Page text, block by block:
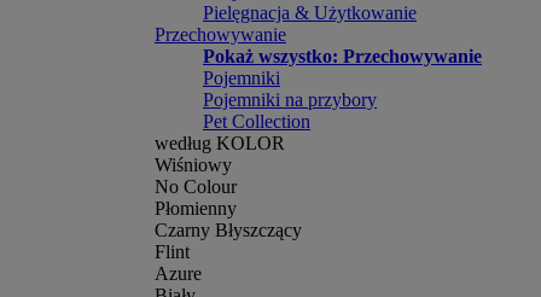
Pielęgnacja & Użytkowanie
Przechowywanie
Pokaż wszystko: Przechowywanie
Pojemniki
Pojemniki na przybory
Pet Collection
według KOLOR
Wiśniowy
No Colour
Płomienny
Czarny Błyszczący
Flint
Azure